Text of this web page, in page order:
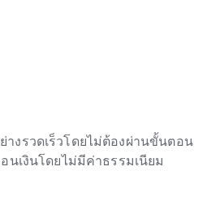
งรวดเร็วโดยไม่ต้องผ่านขั้นตอน
นเงินโดยไม่มีค่าธรรมเนียม